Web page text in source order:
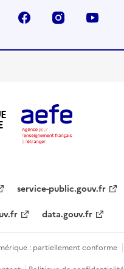
linkedin facebook instagram
service-public.gouv.fr
data.gouv.fr
: partiellement conforme